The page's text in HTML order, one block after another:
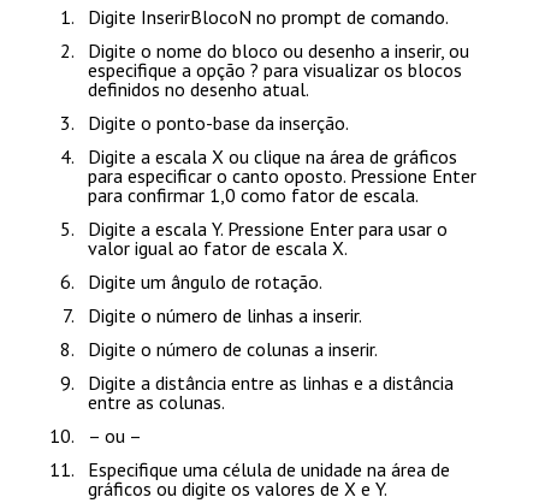
Digite InserirBlocoN no prompt de comando.
Digite o nome do bloco ou desenho a inserir, ou
especifique a opção? para visualizar os blocos
definidos no desenho atual.
Digite o ponto-base da inserção.
Digite a escala X ou clique na área de gráficos
para especificar o canto oposto. Pressione Enter
para confirmar 1,0 como fator de escala.
Digite a escala Y. Pressione Enter para usar o
valor igual ao fator de escala X.
Digite um ângulo de rotação.
Digite o número de linhas a inserir.
Digite o número de colunas a inserir.
Digite a distância entre as linhas e a distância
entre as colunas.
– ou –
Especifique uma célula de unidade na área de
gráficos ou digite os valores de X e Y.